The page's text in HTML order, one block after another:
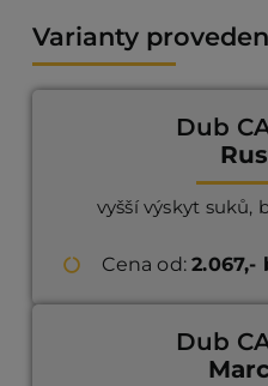
Varianty
Dub
vyšší výskyt suků,
Cena od:2.067,-
Dub